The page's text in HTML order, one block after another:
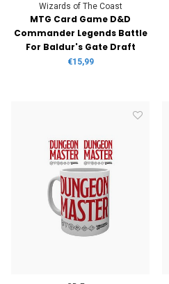
Wizards of The Coast
MTG Card Game D&D
Commander Legends Battle
For Baldur's Gate Draft
Booster
€15,99